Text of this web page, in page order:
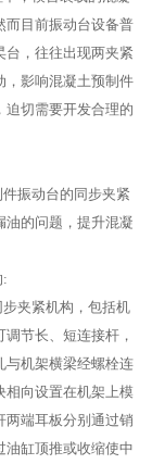
而目前振动台设备普
台，往往出现两夹紧
，影响混凝土预制件
迫切需要开发合理的
振动台的同步夹紧
油的问题，提升混凝
:
夹紧机构，包括机
节长、短连接杆，
与机架横梁经螺栓连
相向设置在机架上模
两端耳板分别通过销
油缸顶推或收缩使中